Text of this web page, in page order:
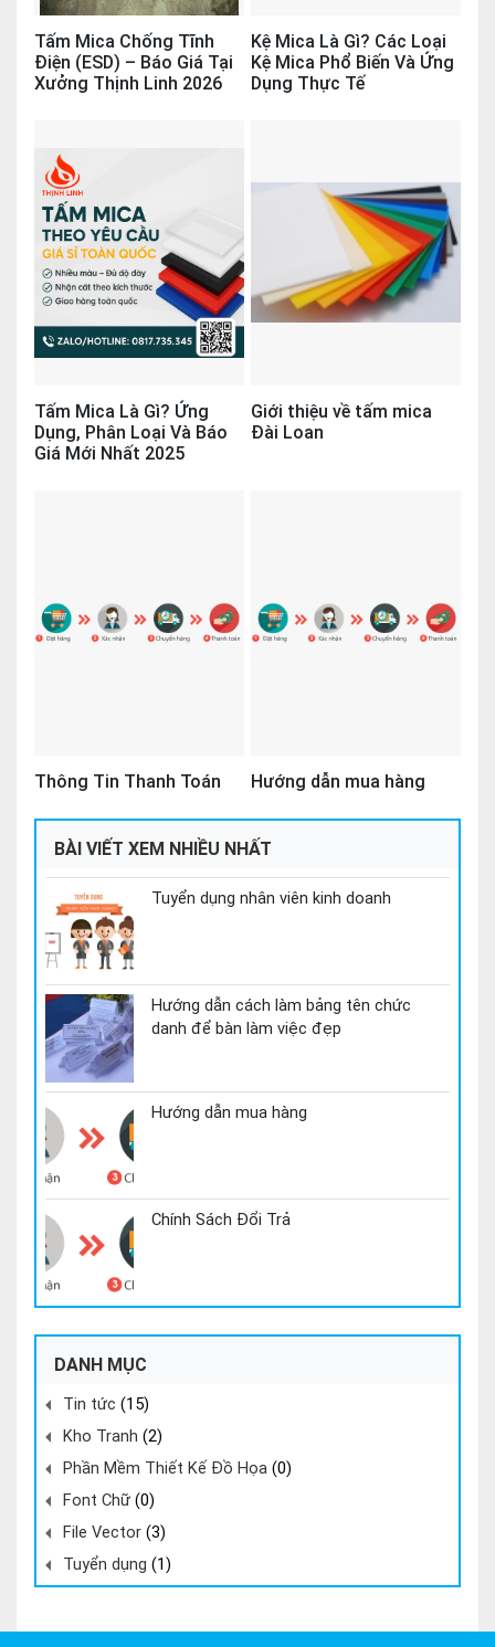
Tấm Mica Chống Tĩnh
Điện (ESD) – Báo Giá Tại
Xưởng Thịnh Linh 2026
Kệ Mica Là Gì? Các Loại
Kệ Mica Phổ Biến Và Ứng
Dụng Thực Tế
Tấm Mica Là Gì? Ứng
Dụng, Phân Loại Và Báo
Giá Mới Nhất 2025
Giới thiệu về tấm mica
Đài Loan
Thông Tin Thanh Toán Hướng dẫn mua hàng
BÀI VIẾT XEM NHIỀU NHẤT
Tuyển dụng nhân viên kinh doanh
Hướng dẫn cách làm bảng tên chức
danh để bàn làm việc đẹp
Hướng dẫn mua hàng
Chính Sách Đổi Trả
DANH MỤC
Tin tức (15)
Kho Tranh (2)
Phần Mềm Thiết Kế Đồ Họa (0)
Font Chữ (0)
File Vector (3)
Tuyển dụng (1)